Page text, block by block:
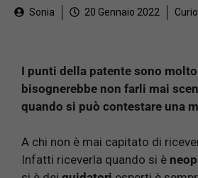
Sonia 20 Gennaio 2022
I punti della patente sono
bisognerebbe non farli mai
quando si può contestare una
A chi non è mai capitato di
Infatti riceverla quando si è